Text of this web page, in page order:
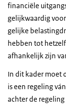
financiële
gelijkwaardig
gelijke
hebben tot
afhankelijk zijn
In dit kader moet
is een regeling
achter de